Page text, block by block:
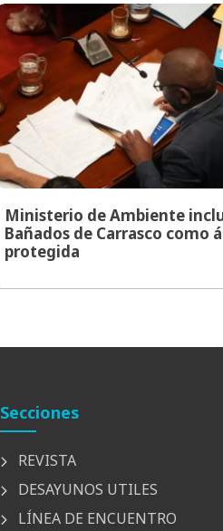
Ministerio de Ambiente
Bañados de Carrasco como
protegida
Secciones
REVISTA
DESAYUNOS UTILES
LÍNEA DE ENCUENTRO